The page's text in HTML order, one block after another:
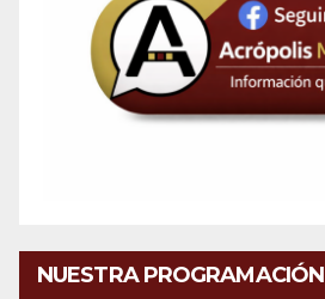
NUESTRA PROGRAMACIÓN